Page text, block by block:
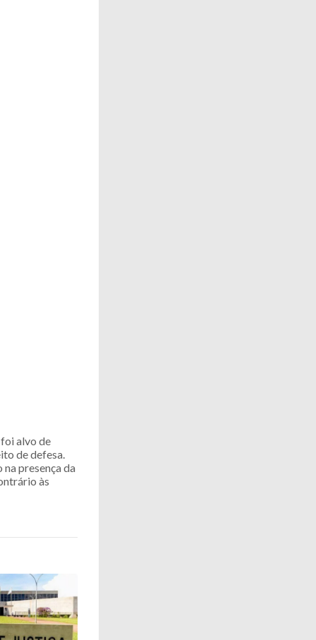
alvo de
de defesa.
presença da
às